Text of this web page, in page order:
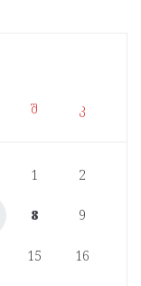
შ კ
1 2
8 9
15 16